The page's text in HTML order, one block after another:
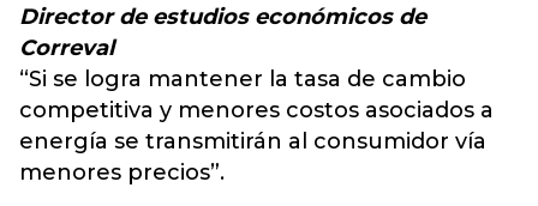
Director de estudios económicos de
Correval
“Si se logra mantener la tasa de cambio
competitiva y menores costos asociados a
energía se transmitirán al consumidor vía
menores precios”.